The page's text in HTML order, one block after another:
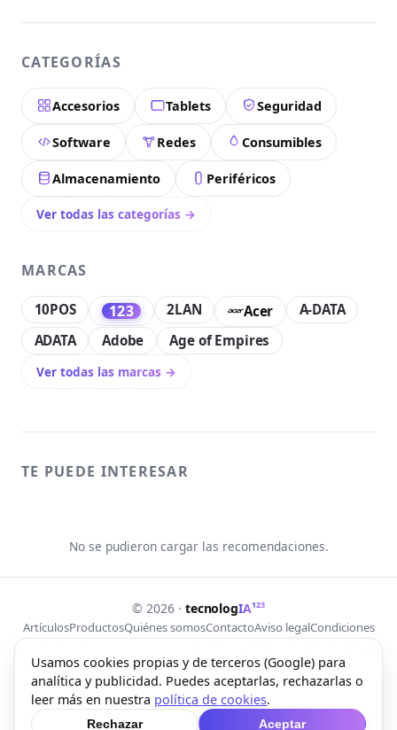
CATEGORÍAS
Accesorios Tablets Seguridad
Software Redes Consumibles
Almacenamiento Periféricos
Ver todas las categorías →
MARCAS
10POS 123 2LAN Acer
A-DATA
ADATA
Adobe Age of Empires
Ver todas las marcas →
TE PUEDE INTERESAR
No se pudieron cargar las recomendaciones.
© 2026 · tecnologIA123
ArtículosProductosQuiénes somosContactoAviso legalCondiciones
Web creada con Free Lab Tools
Usamos cookies propias y de terceros (Google) para
analítica y publicidad. Puedes aceptarlas, rechazarlas o
leer más en nuestra política de cookies.
Rechazar Aceptar